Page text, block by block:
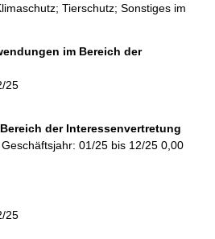
Tierschutz; Sonstiges im
im Bereich der
25
der Interessenvertretung
Geschäftsjahr: 01/25 bis 12/25 0,00
25